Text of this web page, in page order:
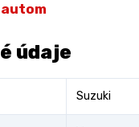
údaje
Suzuki